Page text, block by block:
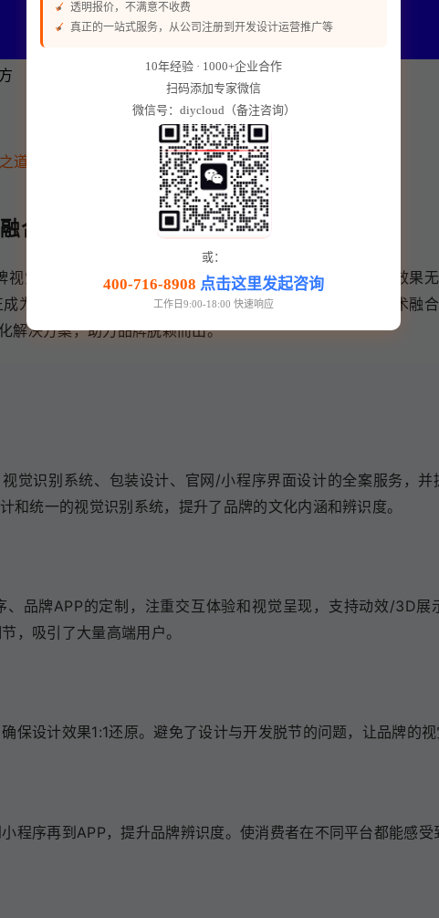
道
合之道
视觉没质感，难以打动高端用户？设计与技术脱节，视觉效果
为众多品牌发展的阻碍。一秒互联凭借高端设计审美和技术融
解决方案，助力品牌脱颖而出。
觉识别系统、包装设计、官网/小程序界面设计的全案服务，并
和统一的视觉识别系统，提升了品牌的文化内涵和辨识度。
、品牌APP的定制，注重交互体验和视觉呈现，支持动效/3D展
，吸引了大量高端用户。
保设计效果1:1还原。避免了设计与开发脱节的问题，让品牌的视
程序再到APP，提升品牌辨识度。使消费者在不同平台都能感受
透明报价，不满意不收费
真正的一站式服务，从公司注册到开发设计运营推广等
10年经验 · 1000+企业合作
扫码添加专家微信
微信号：diycloud（备注咨询）
或：
400-716-8908 点击这里发起咨询
工作日9:00-18:00 快速响应